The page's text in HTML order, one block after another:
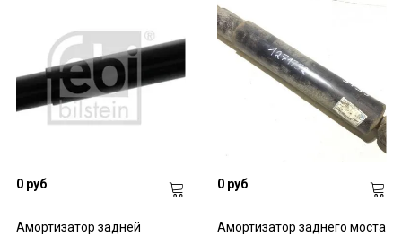
0 руб
Амортизатор задней
0 руб
Амортизатор заднего моста